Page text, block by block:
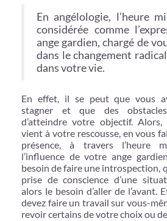
En angélologie, l’heure
considérée comme
ange gardien, chargé de
dans le changement
dans votre vie.
En effet, il se peut que vous
stagner et que des
d’atteindre votre objectif.
vient à votre rescousse, en vous
présence, à travers l’heure
l’influence de votre ange
besoin de faire une introspection,
prise de conscience d’une
alors le besoin d’aller de l’avant.
devez faire un travail sur vous-
revoir certains de votre choix ou